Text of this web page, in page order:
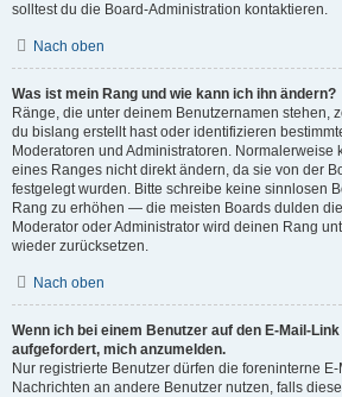
solltest du die Board-Administration kontaktieren.
Nach oben
Was ist mein Rang und wie kann ich ihn ändern?
Ränge, die unter deinem Benutzernamen stehen,
du bislang erstellt hast oder identifizieren
Moderatoren und Administratoren. Normalerweise
eines Ranges nicht direkt ändern, da sie von der
festgelegt wurden. Bitte schreibe keine sinnlosen
Rang zu erhöhen — die meisten Boards dulden
Moderator oder Administrator wird deinen Rang
wieder zurücksetzen.
Nach oben
Wenn ich bei einem Benutzer auf den E-Mail-
aufgefordert, mich anzumelden.
Nur registrierte Benutzer dürfen die foreninterne
Nachrichten an andere Benutzer nutzen, falls